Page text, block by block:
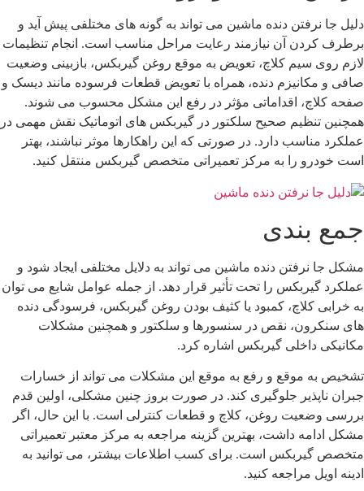
جا نرفتن دنده ماشین می تواند به گونه های مختلفی پیش آید و
کردن آن نیازمند رعایت مراحل مناسب است. انجام تنظیمات
روی سیم کلاچ، تعویض به موقع روغن گیربکس، بازبینی وضعیت
و مکانیزم دنده، همراه با تعویض قطعات فرسوده مانند دیسک و
کلاچ، اقداماتی مؤثر در رفع این مشکل محسوب می شوند.
تنظیم صحیح سلکتور در گیربکس های اتوماتیک نقش مهمی در
مناسب دارد. در صورتی که این راهکارها موثر نباشند، بهتر
خودرو را به مرکز تعمیراتی متخصص گیربکس منتقل کنید.
بندی
جا نرفتن دنده ماشین می تواند به دلایل مختلفی ایجاد شود و
گیربکس را تحت تأثیر قرار دهد. از جمله عوامل شایع می توان
خرابی کلاچ، کمبود یا کثیف بودن روغن گیربکس، فرسودگی دنده
سنکرون، نقص در سنسورها و سلکتور و همچنین مشکلات
داخلی گیربکس اشاره کرد.
به موقع و رفع به موقع این مشکلات می تواند از خسارات
ناپذیر جلوگیری کند. در صورت بروز چنین مشکلی، اولین قدم
وضعیت روغن، کلاچ و قطعات کنترلی است. با این حال، اگر
ادامه داشت، بهترین گزینه مراجعه به مرکز معتبر تعمیراتی
گیربکس است. برای کسب اطلاعات بیشتر، می توانید به
اویل مراجعه کنید.